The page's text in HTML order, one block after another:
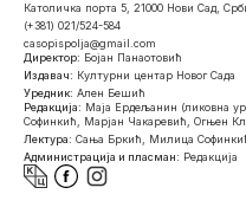
Католичка порта 5, 21000 Нови Сад,
(+381) 021/524-584
casopispolja@gmail.com
Директор: Бојан Панаотовић
Издавач: Културни центар Новог Сада
Уредник: Ален Бешић
Редакција: Маја Ердељанин (ликовна
Софинкић, Марјан Чакаревић, Огњен
Лектура: Сања Бркић, Милица
Администрација и пласман: Редакција